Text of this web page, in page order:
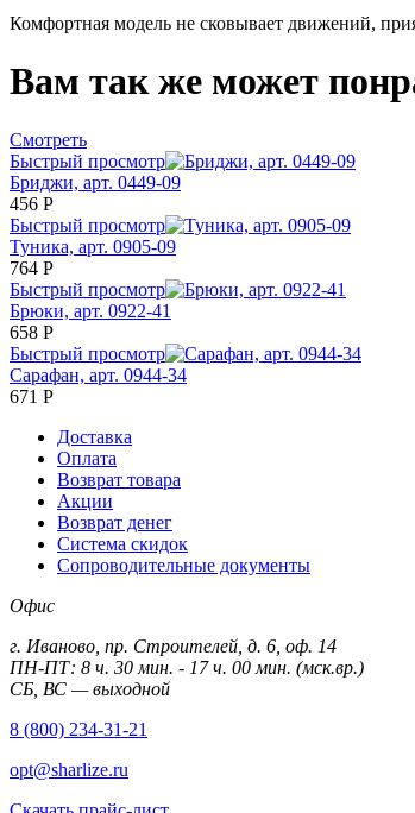
Комфортная модель не сковывает движений,
Вам так же может
Смотреть
Быстрый просмотр
Бриджи, арт. 0449-09
456 Р
Быстрый просмотр
Туника, арт. 0905-09
764 Р
Быстрый просмотр
Брюки, арт. 0922-41
658 Р
Быстрый просмотр
Сарафан, арт. 0944-34
671 Р
Доставка
Оплата
Возврат товара
Акции
Возврат денег
Система скидок
Сопроводительные документы
Офис
г. Иваново, пр. Строителей, д. 6, оф. 14
ПН-ПТ: 8 ч. 30 мин. - 17 ч. 00 мин. (мск.вр.)
СБ, ВС — выходной
8 (800) 234-31-21
opt@sharlize.ru